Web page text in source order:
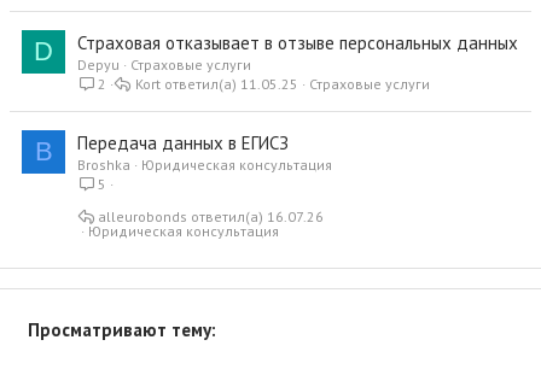
D Страховая отказывает в отзыве персональных данных
Depyu
Страховые услуги
2
Страховые услуги
11.05.25
Kort
B Передача данных в ЕГИСЗ
Broshka
Юридическая консультация
5
Юридическая консультация
16.07.26
alleurobonds
Просматривают тему: